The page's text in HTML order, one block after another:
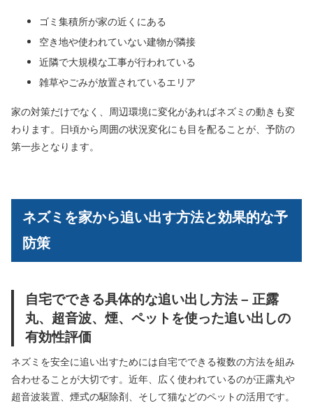
ゴミ集積所が家の近くにある
空き地や使われていない建物が隣接
近隣で大規模な工事が行われている
雑草やごみが放置されているエリア
家の対策だけでなく、周辺環境に変化があればネズミの動きも変
わります。日頃から周囲の状況変化にも目を配ることが、予防の
第一歩となります。
ネズミを家から追い出す方法と効果的な予
防策
自宅でできる具体的な追い出し方法 – 正露
丸、超音波、煙、ペットを使った追い出しの
有効性評価
ネズミを安全に追い出すためには自宅でできる複数の方法を組み
合わせることが大切です。近年、広く使われているのが正露丸や
超音波装置、煙式の駆除剤、そして猫などのペットの活用です。